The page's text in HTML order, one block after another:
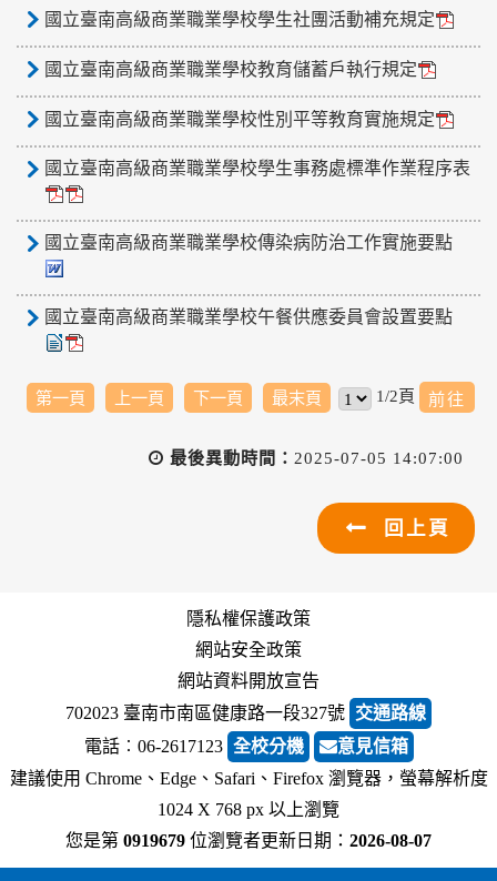
國立臺南高級商業職業學校學生社團活動補充規定
國立臺南高級商業職業學校教育儲蓄戶執行規定
國立臺南高級商業職業學校性別平等教育實施規定
國立臺南高級商業職業學校學生事務處標準作業程序表
國立臺南高級商業職業學校傳染病防治工作實施要點
國立臺南高級商業職業學校午餐供應委員會設置要點
第一頁 上一頁 下一頁 最末頁 1/2頁
最後異動時間： 2025-07-05 14:07:00
回上頁
隱私權保護政策
網站安全政策
網站資料開放宣告
702023 臺南市南區健康路一段327號 交通路線
電話︰06-2617123 全校分機
意見信箱
建議使用 Chrome、Edge、Safari、Firefox 瀏覽器，螢幕解析度
1024 X 768 px 以上瀏覽
您是第 0919679 位瀏覽者更新日期： 2026-08-07